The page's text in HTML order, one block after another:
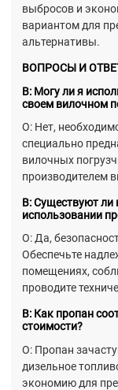
выбросов и
вариантом для
альтернативы.
ВОПРОСЫ И
В: Могу ли я
своем вилочном
О: Нет,
специально
вилочных
производителем
В: Существуют ли
использовании
О: Да,
Обеспечьте
помещениях,
проводите
В: Как пропан
стоимости?
О: Пропан
дизельное
экономию для